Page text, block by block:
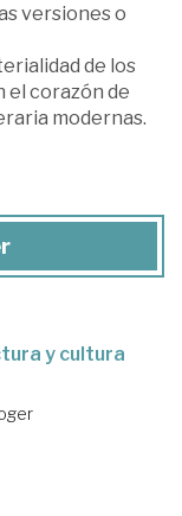
versiones o
de los
el corazón de
modernas.
y cultura